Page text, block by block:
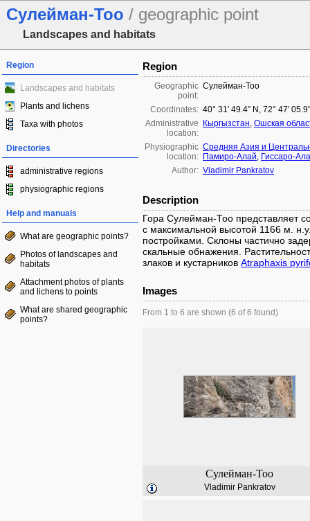
Сулейман-Тоо / geographic point
Landscapes and habitats
Region
Landscapes and habitats
Plants and lichens
Taxa with photos
Directories
administrative regions
physiographic regions
Help and manuals
What are geographic points?
Photos of landscapes and
habitats
Attachment photos of plants
and lichens to points
What are shared geographic
points?
Region
Geographic
point:
Сулейман-Тоо
Coordinates: 40° 31′ 49.4″ N, 72° 47′
Administrative
location:
Кыргызстан, Ошская
Physiographic
location:
Средняя Азия и
Памиро-Алай, Гиссаро-
Author: Vladimir Pankratov
Description
Гора Сулейман-Тоо представляет
с максимальной высотой 1166 м.
постройками. Склоны частично
скальные обнажения.
злаков и кустарников Atraphaxis
Images
From 1 to 6 are shown (6 of 6 found)
Сулейман-Тоо
Vladimir Pankratov